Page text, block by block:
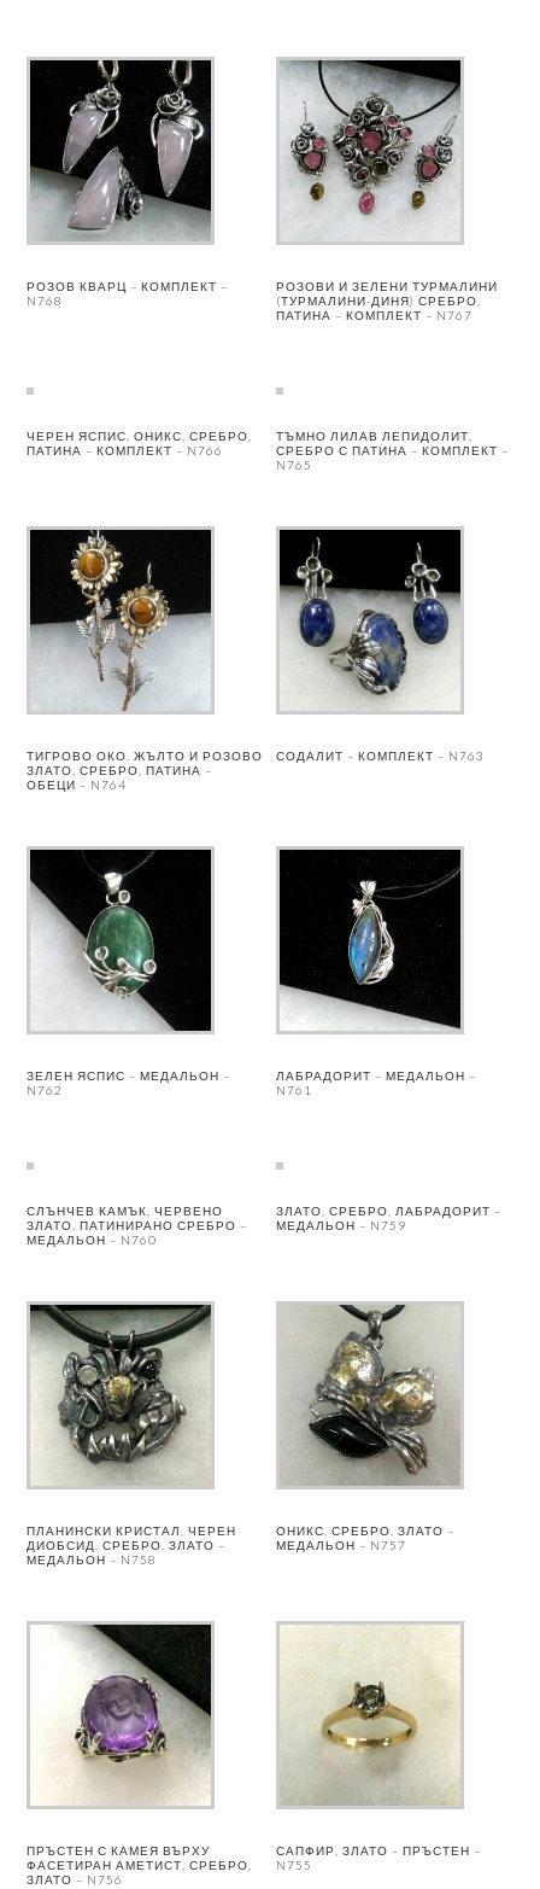
РОЗОВ КВАРЦ – КОМПЛЕКТ –
N768
РОЗОВИ И ЗЕЛЕНИ ТУРМАЛИНИ
(ТУРМАЛИНИ-ДИНЯ) СРЕБРО,
ПАТИНА – КОМПЛЕКТ – N767
ЧЕРЕН ЯСПИС, ОНИКС, СРЕБРО,
ПАТИНА – КОМПЛЕКТ – N766
ТЪМНО ЛИЛАВ ЛЕПИДОЛИТ,
СРЕБРО С ПАТИНА – КОМПЛЕКТ –
N765
ТИГРОВО ОКО, ЖЪЛТО И РОЗОВО
ЗЛАТО, СРЕБРО, ПАТИНА –
ОБЕЦИ – N764
СОДАЛИТ – КОМПЛЕКТ – N763
ЗЕЛЕН ЯСПИС – МЕДАЛЬОН –
N762
ЛАБРАДОРИТ – МЕДАЛЬОН –
N761
СЛЪНЧЕВ КАМЪК, ЧЕРВЕНО
ЗЛАТО, ПАТИНИРАНО СРЕБРО –
МЕДАЛЬОН – N760
ЗЛАТО, СРЕБРО, ЛАБРАДОРИТ –
МЕДАЛЬОН – N759
ПЛАНИНСКИ КРИСТАЛ, ЧЕРЕН
ДИОБСИД, СРЕБРО, ЗЛАТО –
МЕДАЛЬОН – N758
ОНИКС, СРЕБРО, ЗЛАТО –
МЕДАЛЬОН – N757
ПРЪСТЕН С КАМЕЯ ВЪРХУ
ФАСЕТИРАН АМЕТИСТ, СРЕБРО,
ЗЛАТО – N756
САПФИР, ЗЛАТО – ПРЪСТЕН –
N755